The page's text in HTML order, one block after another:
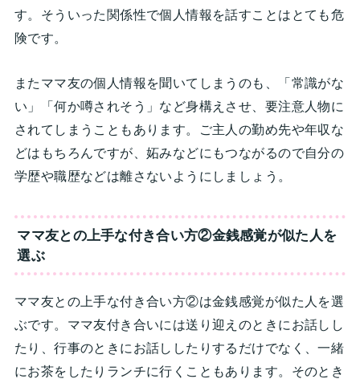
す。そういった関係性で個人情報を話すことはとても危
険です。
またママ友の個人情報を聞いてしまうのも、「常識がな
い」「何か噂されそう」など身構えさせ、要注意人物に
されてしまうこともあります。ご主人の勤め先や年収な
どはもちろんですが、妬みなどにもつながるので自分の
学歴や職歴などは離さないようにしましょう。
ママ友との上手な付き合い方②金銭感覚が似た人を
選ぶ
ママ友との上手な付き合い方②は金銭感覚が似た人を選
ぶです。ママ友付き合いには送り迎えのときにお話しし
たり、行事のときにお話ししたりするだけでなく、一緒
にお茶をしたりランチに行くこともあります。そのとき